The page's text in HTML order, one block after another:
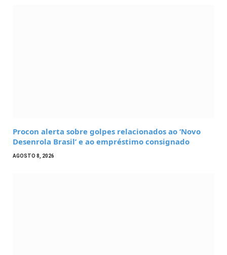
Procon alerta sobre golpes relacionados ao ‘Novo
Desenrola Brasil’ e ao empréstimo consignado
AGOSTO 8, 2026